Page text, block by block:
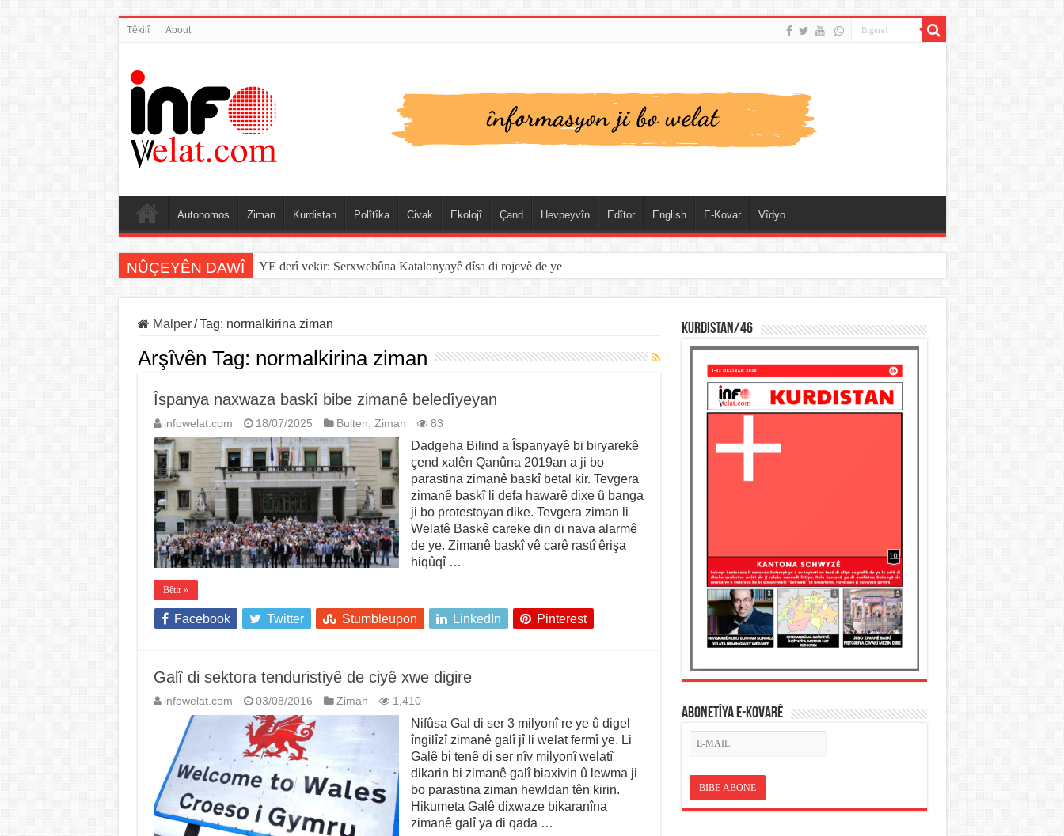
Têkilî About
Autonomos Ziman Kurdistan Polîtîka Civak Ekolojî Çand Hevpeyvîn Edîtor English E-Kovar Vîdyo
NÛÇEYÊN DAWÎ YE derî vekir: Serxwebûna Katalonyayê dîsa di rojevê de ye
Malper / Tag: normalkirina ziman
Arşîvên Tag: normalkirina ziman
Îspanya naxwaza baskî bibe zimanê beledîyeyan
infowelat.com 18/07/2025 Bulten, Ziman 83
Dadgeha Bilind a Îspanyayê bi biryarekê
çend xalên Qanûna 2019an a ji bo
parastina zimanê baskî betal kir. Tevgera
zimanê baskî li defa hawarê dixe û banga
ji bo protestoyan dike. Tevgera ziman li
Welatê Baskê careke din di nava alarmê
de ye. Zimanê baskî vê carê rastî êrişa
hiqûqî …
Bêtir »
Facebook Twitter Stumbleupon LinkedIn Pinterest
Galî di sektora tenduristiyê de ciyê xwe digire
infowelat.com 03/08/2016 Ziman 1,410
Nifûsa Gal di ser 3 milyonî re ye û digel
îngilîzî zimanê galî jî li welat fermî ye. Li
Galê bi tenê di ser nîv milyonî welatî
dikarin bi zimanê galî biaxivin û lewma ji
bo parastina ziman hewldan tên kirin.
Hikumeta Galê dixwaze bikaranîna
zimanê galî ya di qada …
KURDISTAN/46
ABONETÎYA E-KOVARÊ